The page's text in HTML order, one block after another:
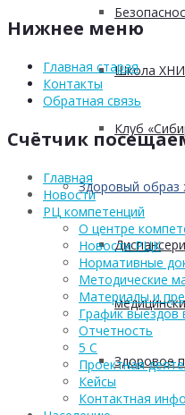
Школа
Клуб
Здоровый образ
Здоровое
Нижнее меню
Главная старая
Контакты
Обратная связь
Счётчик
Главная
Новости
РЦ компетенций
О центре
Новости РЦК
Нормативные
Методические
Материалы и
График
Отчетность
5 С
Проектная
Кейсы
Контактная